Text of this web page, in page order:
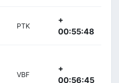
PTK
+
00:55:48
VBF
+
00:56:45